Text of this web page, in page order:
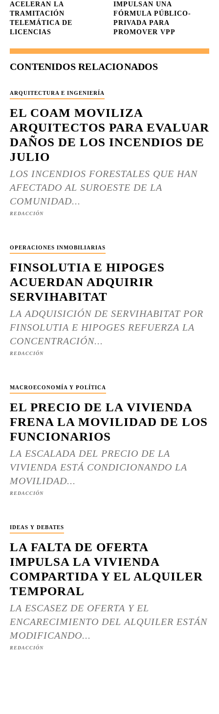
ACELERAN LA
TRAMITACIÓN
TELEMÁTICA DE
LICENCIAS
IMPULSAN UNA
FÓRMULA PÚBLICO-
PRIVADA PARA
PROMOVER VPP
CONTENIDOS RELACIONADOS
ARQUITECTURA E INGENIERÍA
EL COAM MOVILIZA
ARQUITECTOS PARA EVALUAR
DAÑOS DE LOS INCENDIOS DE
JULIO
LOS INCENDIOS FORESTALES QUE HAN
AFECTADO AL SUROESTE DE LA
COMUNIDAD...
REDACCIÓN
OPERACIONES INMOBILIARIAS
FINSOLUTIA E HIPOGES
ACUERDAN ADQUIRIR
SERVIHABITAT
LA ADQUISICIÓN DE SERVIHABITAT POR
FINSOLUTIA E HIPOGES REFUERZA LA
CONCENTRACIÓN...
REDACCIÓN
MACROECONOMÍA Y POLÍTICA
EL PRECIO DE LA VIVIENDA
FRENA LA MOVILIDAD DE LOS
FUNCIONARIOS
LA ESCALADA DEL PRECIO DE LA
VIVIENDA ESTÁ CONDICIONANDO LA
MOVILIDAD...
REDACCIÓN
IDEAS Y DEBATES
LA FALTA DE OFERTA
IMPULSA LA VIVIENDA
COMPARTIDA Y EL ALQUILER
TEMPORAL
LA ESCASEZ DE OFERTA Y EL
ENCARECIMIENTO DEL ALQUILER ESTÁN
MODIFICANDO...
REDACCIÓN